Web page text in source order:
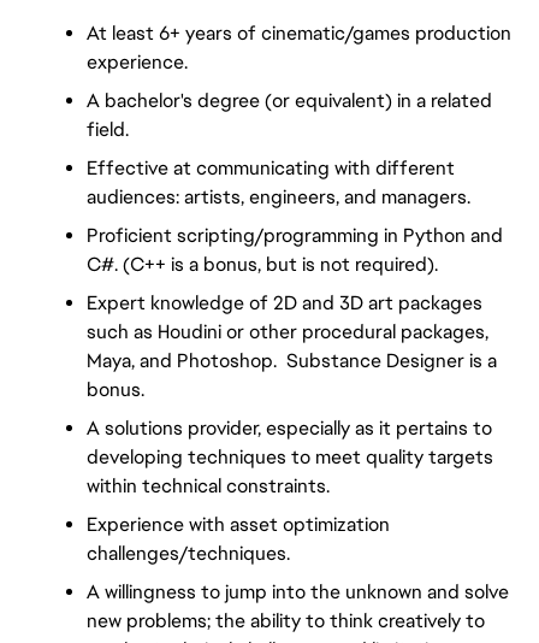
At least 6+ years of cinematic/games production
experience.
A bachelor's degree (or equivalent) in a related
field.
Effective at communicating with different
audiences: artists, engineers, and managers.
Proficient scripting/programming in Python and
C#. (C++ is a bonus, but is not required).
Expert knowledge of 2D and 3D art packages
such as Houdini or other procedural packages,
Maya, and Photoshop.  Substance Designer is a
bonus.
A solutions provider, especially as it pertains to
developing techniques to meet quality targets
within technical constraints.
Experience with asset optimization
challenges/techniques.
A willingness to jump into the unknown and solve
new problems; the ability to think creatively to